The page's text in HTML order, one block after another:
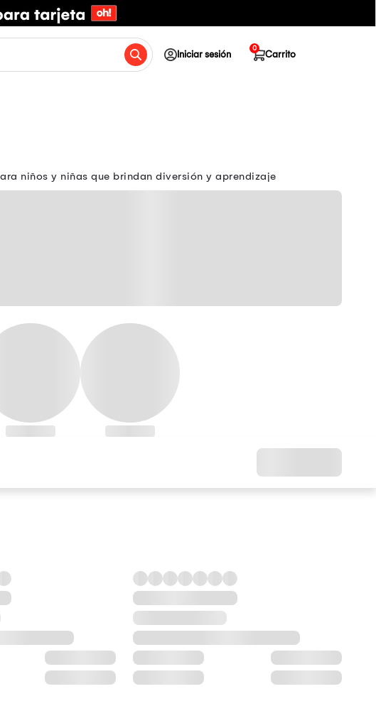
Iniciar sesión Carrito
0
niños y niñas que brindan diversión y aprendizaje